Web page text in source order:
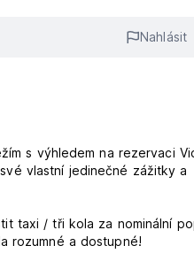
Nahlásit
s výhledem na rezervaci
vlastní jedinečné zážitky a
taxi / tři kola za nominální
rozumné a dostupné!